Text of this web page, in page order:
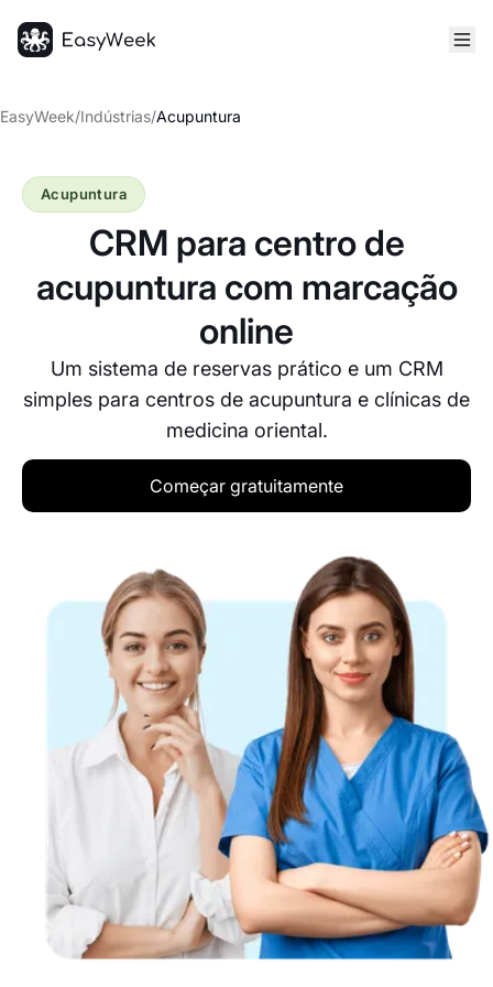
EasyWeek/Indústrias/Acupuntura
CRM para centro de
acupuntura com marcação
online
Um sistema de reservas prático e um CRM
simples para centros de acupuntura e clínicas de
medicina oriental.
Acupuntura
Começar gratuitamente